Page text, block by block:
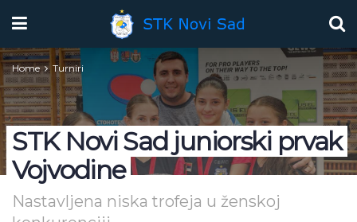
Home Turniri
STK Novi Sad juniorski prvak
Vojvodine
Nastavljena niska trofeja u ženskoj